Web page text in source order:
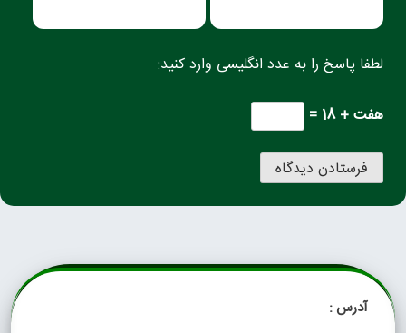
لطفا پاسخ را به عدد انگلیسی وارد کنید:
هفت + 18 =
آدرس :